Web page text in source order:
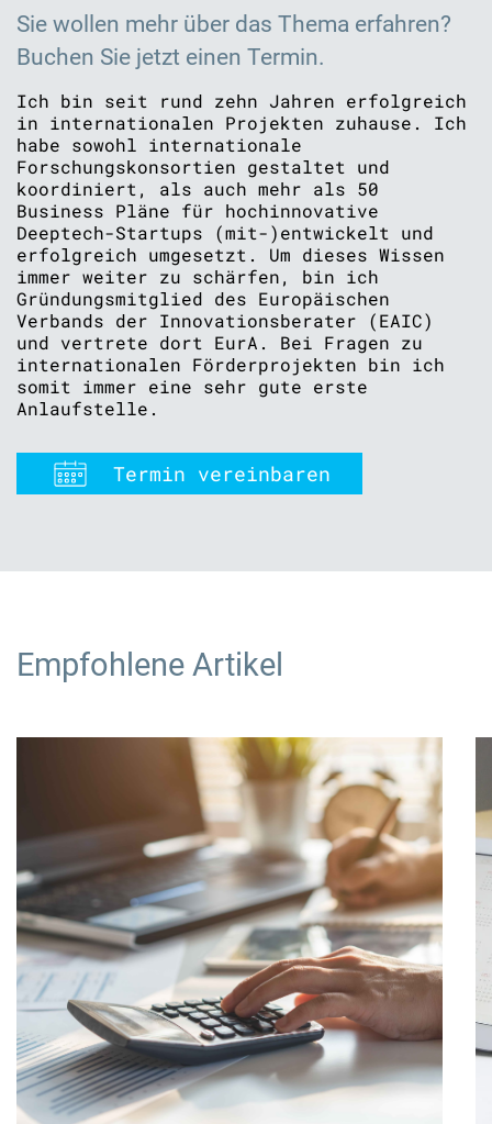
Sie wollen mehr über das Thema erfahren?
Buchen Sie jetzt einen Termin.
Ich bin seit rund zehn Jahren erfolgreich
in internationalen Projekten zuhause. Ich
habe sowohl internationale
Forschungskonsortien gestaltet und
koordiniert, als auch mehr als 50
Business Pläne für hochinnovative
Deeptech-Startups (mit-)entwickelt und
erfolgreich umgesetzt. Um dieses Wissen
immer weiter zu schärfen, bin ich
Gründungsmitglied des Europäischen
Verbands der Innovationsberater (EAIC)
und vertrete dort EurA. Bei Fragen zu
internationalen Förderprojekten bin ich
somit immer eine sehr gute erste
Anlaufstelle.
Termin vereinbaren
Empfohlene Artikel